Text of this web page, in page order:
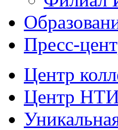
Пресс-
Центр
Центр